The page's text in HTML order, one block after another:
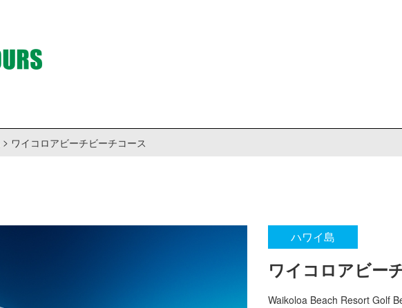
ワイコロアビーチビーチコース
ハワイ島
ワイコロアビー
Waikoloa Beach Resort Golf